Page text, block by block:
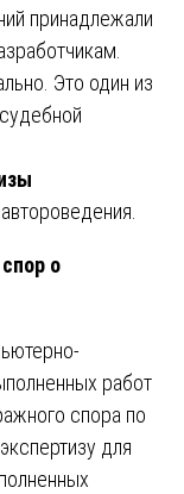
принадлежали
Это один из
о
работ
спора по
для